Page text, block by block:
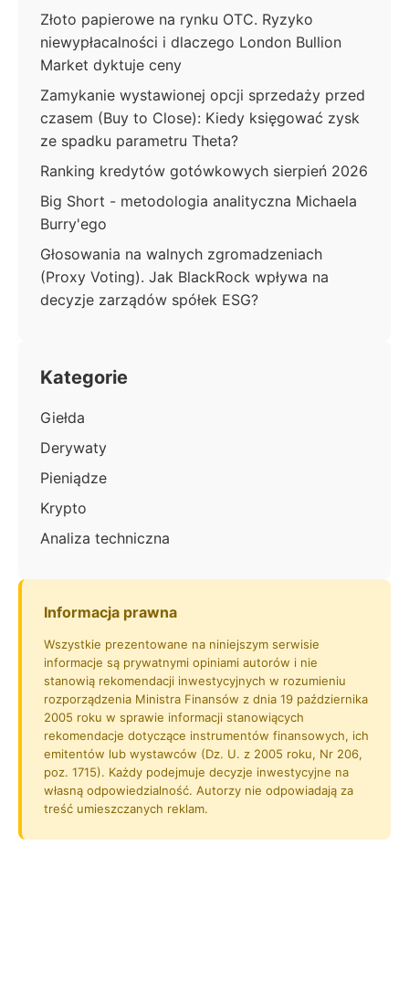
Złoto papierowe na rynku OTC. Ryzyko
niewypłacalności i dlaczego London Bullion
Market dyktuje ceny
Zamykanie wystawionej opcji sprzedaży przed
czasem (Buy to Close): Kiedy księgować zysk
ze spadku parametru Theta?
Ranking kredytów gotówkowych sierpień 2026
Big Short - metodologia analityczna Michaela
Burry'ego
Głosowania na walnych zgromadzeniach
(Proxy Voting). Jak BlackRock wpływa na
decyzje zarządów spółek ESG?
Kategorie
Giełda
Derywaty
Pieniądze
Krypto
Analiza techniczna
Informacja prawna
Wszystkie prezentowane na niniejszym serwisie
informacje są prywatnymi opiniami autorów i nie
stanowią rekomendacji inwestycyjnych w rozumieniu
rozporządzenia Ministra Finansów z dnia 19 października
2005 roku w sprawie informacji stanowiących
rekomendacje dotyczące instrumentów finansowych, ich
emitentów lub wystawców (Dz. U. z 2005 roku, Nr 206,
poz. 1715). Każdy podejmuje decyzje inwestycyjne na
własną odpowiedzialność. Autorzy nie odpowiadają za
treść umieszczanych reklam.